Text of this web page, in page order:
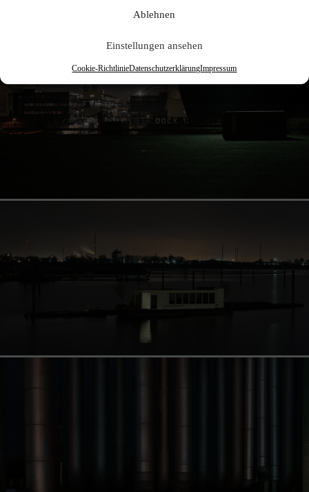
Ablehnen
Einstellungen ansehen
Cookie-RichtlinieDatenschutzerklärungImpressum